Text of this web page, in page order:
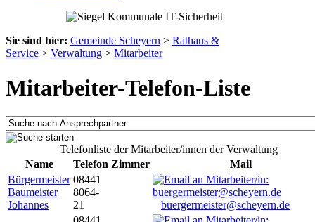
Sie sind hier: Gemeinde Scheyern > Rathaus &
Service > Verwaltung > Mitarbeiter
Mitarbeiter-Telefon-Liste
Telefonliste der Mitarbeiter/innen der Verwaltung
Name
Telefon Zimmer
Mail
Bürgermeister
Baumeister
Johannes
08441
8064-
21
buergermeister@scheyern.de